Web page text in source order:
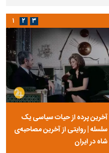
آخرین پرده از حیات سیاسی یک
سلسله | روایتی از آخرین مصاحبه‌ی
شاه در ایران
۱ ۲ ۳